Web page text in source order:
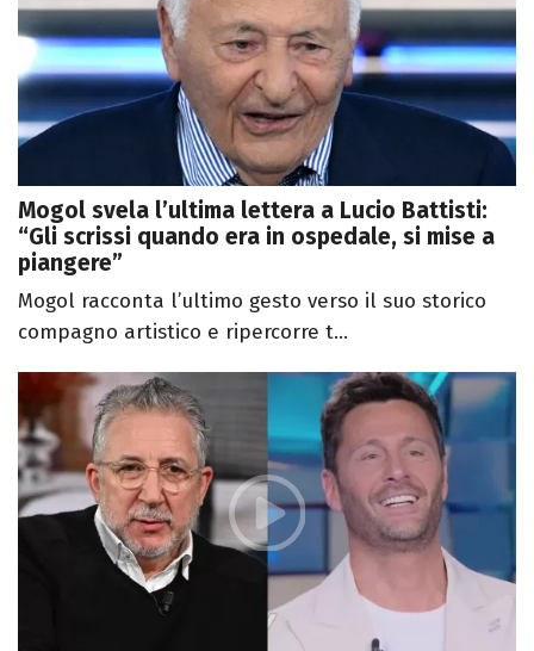
Mogol svela l’ultima lettera a Lucio Battisti:
“Gli scrissi quando era in ospedale, si mise a
piangere”
Mogol racconta l’ultimo gesto verso il suo storico
compagno artistico e ripercorre t...